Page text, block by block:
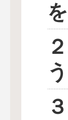
う